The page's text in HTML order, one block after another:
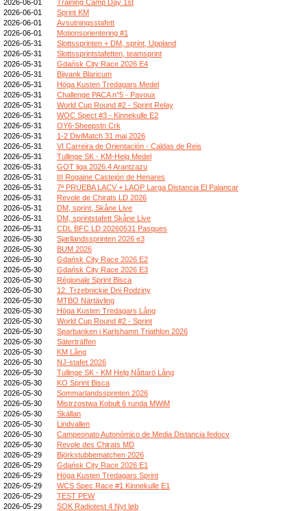
2026-06-01
Training Camp Day 1st
2026-06-01
Sprint KM
2026-06-01
Avsutningsstafett
2026-06-01
Motionsorientering #1
2026-05-31
Slottssprinten + DM, sprint, Uppland
2026-05-31
Slottssprintstafetten, teamsprint
2026-05-31
Gdańsk City Race 2026 E4
2026-05-31
Bijvank Blaricum
2026-05-31
Höga Kusten Tredagars Medel
2026-05-31
Challenge PACA n°5 - Pavoux
2026-05-31
World Cup Round #2 - Sprint Relay
2026-05-31
WOC Spect #3 - Kinnekulle E2
2026-05-31
OY6-Sheepstn Crk
2026-05-31
1-2 DiviMatch 31 maj 2026
2026-05-31
VI Carreira de Orientación - Caldas de Reis
2026-05-31
Tullinge SK - KM-Helg Medel
2026-05-31
GOT liga 2026.4 Arantzazu
2026-05-31
III Rogaine Castejón de Henares
2026-05-31
7ª PRUEBA LACV + LAOP Larga Distancia El Palancar
2026-05-31
Revole de Chirats LD 2026
2026-05-31
DM, sprint, Skåne Live
2026-05-31
DM, sprintstafett Skåne Live
2026-05-31
CDL BFC LD 20260531 Pasques
2026-05-30
Sjællandssprinten 2026 e3
2026-05-30
BUM 2026
2026-05-30
Gdańsk City Race 2026 E2
2026-05-30
Gdańsk City Race 2026 E3
2026-05-30
Régionale Sprint Bisca
2026-05-30
12. Trzebnickie Dni Rodziny
2026-05-30
MTBO Närtävling
2026-05-30
Höga Kusten Tredagars Lång
2026-05-30
World Cup Round #2 - Sprint
2026-05-30
Sparbanken i Karlshamn Triathlon 2026
2026-05-30
Säterträffen
2026-05-30
KM Lång
2026-05-30
NJ-stafet 2026
2026-05-30
Tullinge SK - KM Helg Nåttarö Lång
2026-05-30
KO Sprint Bisca
2026-05-30
Sommarlandssprinten 2026
2026-05-30
Mistrzostwa Kobułt 6 runda MWiM
2026-05-30
Skällan
2026-05-30
Lindvallen
2026-05-30
Campeonato Autonómico de Media Distancia fedocv
2026-05-30
Revole des Chirats MD
2026-05-29
Björkstubbematchen 2026
2026-05-29
Gdańsk City Race 2026 E1
2026-05-29
Höga Kusten Tredagars Sprint
2026-05-29
WCS Spec Race #1 Kinnekulle E1
2026-05-29
TEST PEW
2026-05-29
SOK Radiotest 4 Nyt løb